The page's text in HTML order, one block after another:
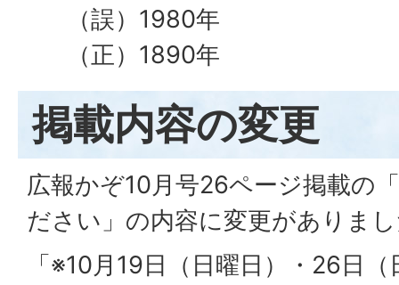
（誤）1980年
（正）1890年
掲載内容の変更
広報かぞ10月号26ページ掲載の
ださい」の内容に変更がありま
「※10月19日（日曜日）・26日